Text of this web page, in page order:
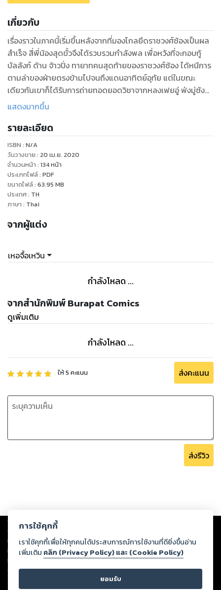
เกี่ยวกับ
เรื่องราวในภาคนี้เริ่มขึ้นหลังจากที่มองโกลยึดราชวงศ์ซ้องเป็นผล
สำเร็จ สี่พี่น้องสุดขั้วจึงได้รวบรวมกำลังพล เพื่อหวังที่จะกอบกู้
บัลลังก์ ด้าน จ้าวปิ่ง ทายาทคนสุดท้ายของราชวงศ์ซ้อง ได้หนีการ
ตามล่าของฝ่ายตรงข้ามไปจนถึงแดนอาทิตย์อุทัย แต่ในขณะ
เดียวกันเขาก็ได้รับการถ่ายทอดยอดวิชาจากหลงเฟยอู่ ฟ่งมู่ซัง
และ เผ่าหยินหลิน และด้วยพรสวรรค์ที่เหนือล้ำ ทำให้เขาบัญญัติ
กลับมาแก้แค้น และชิงแผ่นดินกลับคืนมาให้ได้ ท้ายสุดแล้ว จ้าวปิ่ง
จะทำสำเร็จหรือไม่? และเขาจะเก่งกาจได้ถึงขั้นไหน ร่วมลุ้นไปกับ
สุดขั้วยุทธภพ 2 ภาค กำเนิดใหม่วีรบุรุษ
แสดงมากขึ้น
รายละเอียด
ISBN : N/A
วันวางขาย : 20 เม.ย. 2020
จำนวนหน้า : 134หน้า
ประเภทไฟล์: PDF
ขนาดไฟล์: 63.95 MB
ประเทศ: TH
ภาษา : Thai
จากผู้แต่ง
เหอจื้อเหวิน
กำลังโหลด ...
จากสำนักพิมพ์ Burapat Comics
ดูเพิ่มเติม
กำลังโหลด ...
ให้5 คะแนน ส่งคะแนน
ส่งรีวิว
Copyright © 2026
ต่อผลงานหรือเนื้อหาใดที่อัปโหลดผ่านเว็บไซต์และปรากฏว่าละเมิดสิทธิใน
ทรัพย์สินทางปัญญาของบุคคลอื่นหรือขัดต่อกฎหมายและศีลธรรม ดังนั้น ผู้อ่าน
ทุกท่านโปรดใช้วิจารณญาณในการกลั่นกรองด้วยตนเอง และหากท่านพบว่าส่วน
หนึ่งส่วนใดขัดต่อกฎหมายและศีลธรรม กรุณาแจ้งมายังบริษัท เพื่อทีมงานจะได้
ดำเนินการในทันที ทั้งนี้ ทางสตอรี่ล็อกขอสงวนลิขสิทธิ์ตามพระราชบัญญัติ
ลิขสิทธิ์ พ.ศ. 2537 (ฉบับล่าสุด)
การใช้คุกกี้
เราใช้คุกกี้เพื่อให้ทุกคนได้ประสบการณ์การใช้งานที่ดียิ่งขึ้นอ่าน
เพิ่มเติม คลิก (Privacy Policy) และ (Cookie Policy)
ยอมรับ